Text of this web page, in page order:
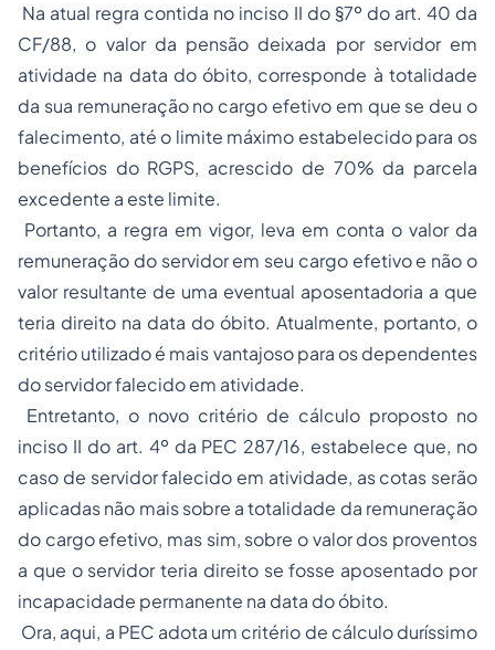
Na atual regra contida no inciso II do §7º do art. 40 da
CF/88, o valor da pensão deixada por servidor em
atividade na data do óbito, corresponde à totalidade
da sua remuneração no cargo efetivo em que se deu o
falecimento, até o limite máximo estabelecido para os
benefícios do RGPS, acrescido de 70% da parcela
excedente a este limite.
Portanto, a regra em vigor, leva em conta o valor da
remuneração do servidor em seu cargo efetivo e não o
valor resultante de uma eventual aposentadoria a que
teria direito na data do óbito. Atualmente, portanto, o
critério utilizado é mais vantajoso para os dependentes
do servidor falecido em atividade.
Entretanto, o novo critério de cálculo proposto no
inciso II do art. 4º da PEC 287/16, estabelece que, no
caso de servidor falecido em atividade, as cotas serão
aplicadas não mais sobre a totalidade da remuneração
do cargo efetivo, mas sim, sobre o valor dos proventos
a que o servidor teria direito se fosse aposentado por
incapacidade permanente na data do óbito.
Ora, aqui, a PEC adota um critério de cálculo duríssimo